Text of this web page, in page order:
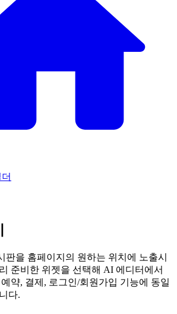
판을 홈페이지의 원하는 위치에 노출시
준비한 위젯을 선택해 AI 에디터에서
약, 결제, 로그인/회원가입 기능에 동일
다.